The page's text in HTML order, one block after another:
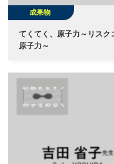
成果物
てくてく、原子力～リスク
原子力～